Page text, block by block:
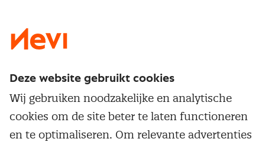
Service & contact
Over inkoop
Populaire thema's
Deze website gebruikt cookies
Wij gebruiken noodzakelijke en analytische
cookies om de site beter te laten functioneren
en te optimaliseren. Om relevante advertenties